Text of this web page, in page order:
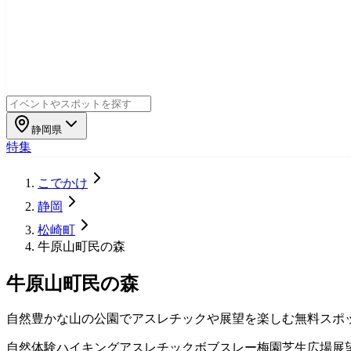
静岡県
特集
こでかけ
静岡
松崎町
牛原山町民の森
牛原山町民の森
自然豊かな山の公園でアスレチックや展望を楽しむ無料スポ
自然体験ハイキングアスレチックボブスレー梅園芝生広場展